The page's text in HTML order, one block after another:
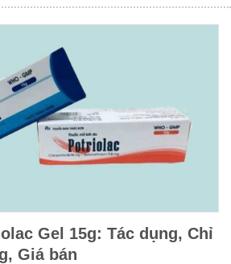
Gel 15g: Tác dụng, Chỉ
Giá bán